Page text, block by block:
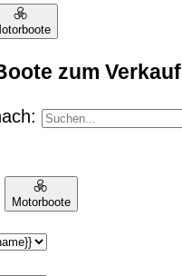
zum Verkauf
Motorboote